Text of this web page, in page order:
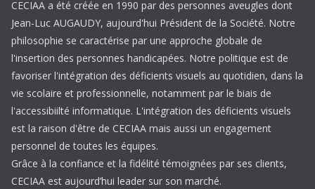
CECIAA a été créée en 1990 par des personnes aveugles dont
Jean-Luc AUGAUDY, aujourd'hui Président de la Société. Notre
philosophie se caractérise par une approche globale de
l'insertion des personnes handicapées. Notre politique est de
favoriser l'intégration des déficients visuels au quotidien, dans la
vie scolaire et professionnelle, notamment par le biais de
l'accessibiilté informatique. L'intégration des déficients visuels
est la raison d'être de CECIAA mais aussi un engagement
personnel de toutes les équipes.
Grâce à la confiance et la fidélité témoignées par ses clients,
CECIAA est aujourd’hui leader sur son marché.